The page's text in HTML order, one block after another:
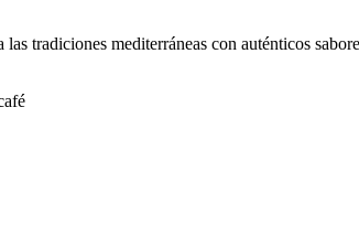
tradiciones mediterráneas con auténticos